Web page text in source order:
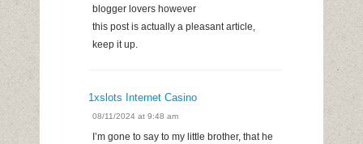
blogger lovers however
this post is actually a pleasant article,
keep it up.
1xslots Internet Casino
08/11/2024 at 9:48 am
I’m gone to say to my little brother, that he